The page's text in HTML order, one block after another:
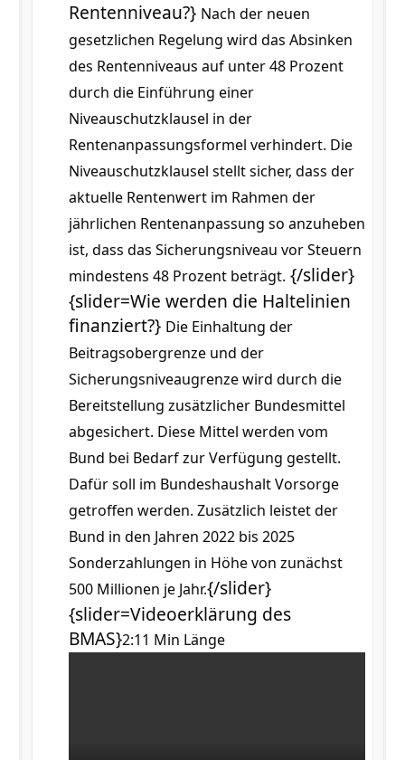
Rentenniveau?} Nach der neuen
gesetzlichen Regelung wird das Absinken
des Rentenniveaus auf unter 48 Prozent
durch die Einführung einer
Niveauschutzklausel in der
Rentenanpassungsformel verhindert. Die
Niveauschutzklausel stellt sicher, dass der
aktuelle Rentenwert im Rahmen der
jährlichen Rentenanpassung so anzuheben
ist, dass das Sicherungsniveau vor Steuern
mindestens 48 Prozent beträgt. {/slider}
{slider=Wie werden die Haltelinien
finanziert?} Die Einhaltung der
Beitragsobergrenze und der
Sicherungsniveaugrenze wird durch die
Bereitstellung zusätzlicher Bundesmittel
abgesichert. Diese Mittel werden vom
Bund bei Bedarf zur Verfügung gestellt.
Dafür soll im Bundeshaushalt Vorsorge
getroffen werden. Zusätzlich leistet der
Bund in den Jahren 2022 bis 2025
Sonderzahlungen in Höhe von zunächst
500 Millionen je Jahr.{/slider}
{slider=Videoerklärung des
BMAS}2:11 Min Länge